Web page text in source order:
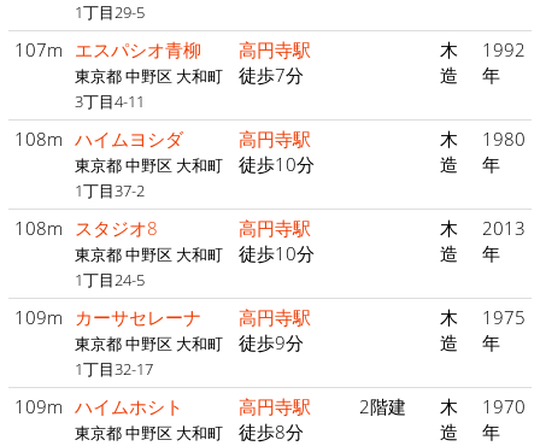
1丁目29-5
107m エスパシオ青柳
東京都 中野区 大和町
3丁目4-11
高円寺駅
徒歩7分
木
造
1992
年
108m ハイムヨシダ
東京都 中野区 大和町
1丁目37-2
高円寺駅
徒歩10分
木
造
1980
年
108m スタジオ8
東京都 中野区 大和町
1丁目24-5
高円寺駅
徒歩10分
木
造
2013
年
109m カーサセレーナ
東京都 中野区 大和町
1丁目32-17
高円寺駅
徒歩9分
木
造
1975
年
109m ハイムホシト
東京都 中野区 大和町
高円寺駅
徒歩8分
2階建
木
造
1970
年